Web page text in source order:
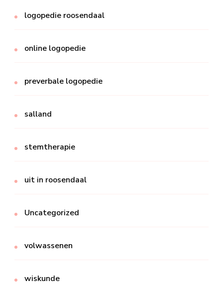
logopedie roosendaal
online logopedie
preverbale logopedie
salland
stemtherapie
uit in roosendaal
Uncategorized
volwassenen
wiskunde